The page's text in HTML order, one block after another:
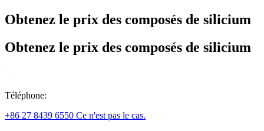
Obtenez le prix des composés de silicium
Obtenez le prix des composés de silicium
Téléphone:
+86 27 8439 6550 Ce n'est pas le cas.